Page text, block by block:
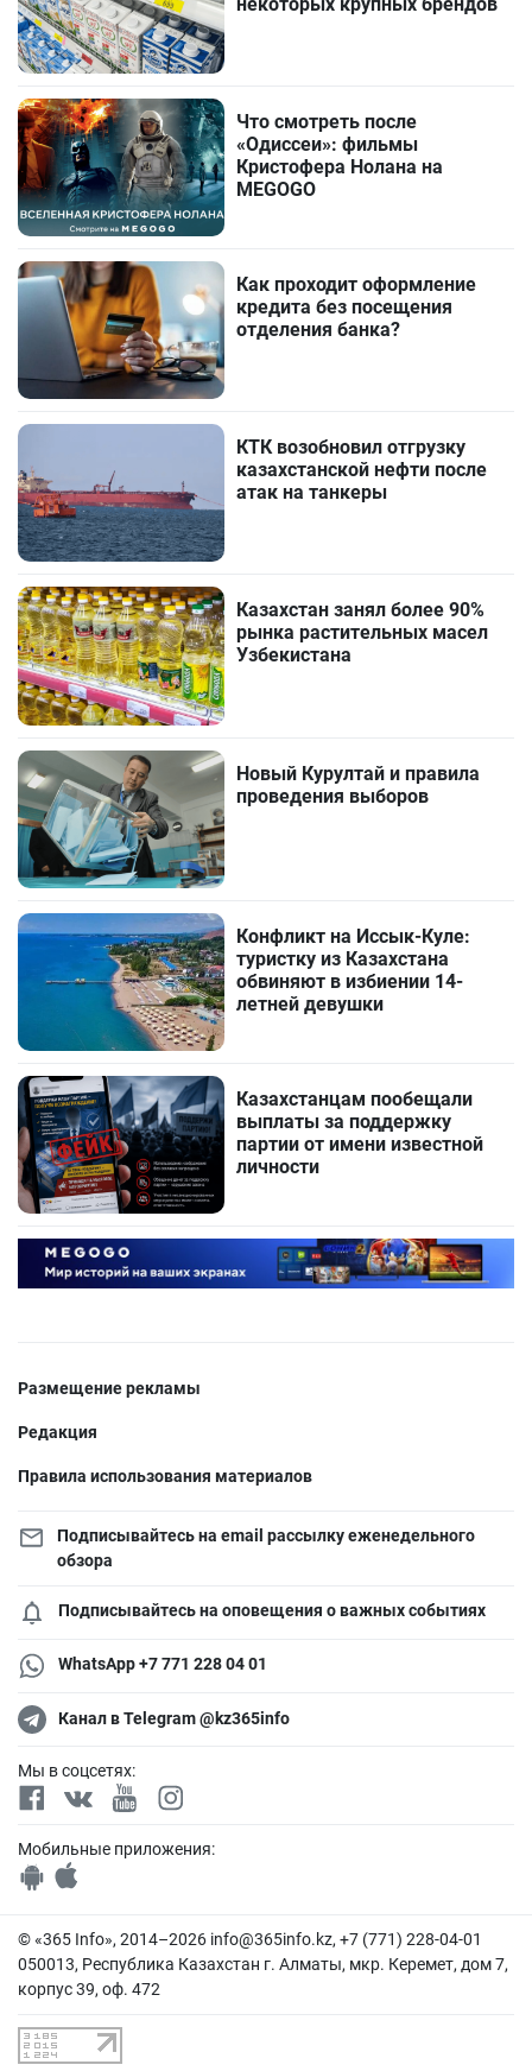
Что смотреть после
«Одиссеи»: фильмы
Кристофера Нолана на
MEGOGO
Как проходит оформление
кредита без посещения
отделения банка?
КТК возобновил отгрузку
казахстанской нефти после
атак на танкеры
Казахстан занял более 90%
рынка растительных масел
Узбекистана
Новый Курултай и правила
проведения выборов
Конфликт на Иссык-Куле:
туристку из Казахстана
обвиняют в избиении 14-
летней девушки
Казахстанцам пообещали
выплаты за поддержку
партии от имени известной
личности
Размещение рекламы
Редакция
Правила использования материалов
Подписывайтесь на email рассылку еженедельного
обзора
Подписывайтесь на оповещения о важных событиях
WhatsApp +7 771 228 04 01
Канал в Telegram @kz365info
Мы в соцсетях:
Мобильные приложения:
© «365 Info», 2014–2026 info@365info.kz, +7 (771) 228-04-01
050013, Республика Казахстан г. Алматы, мкр. Керемет, дом 7,
корпус 39, оф. 472